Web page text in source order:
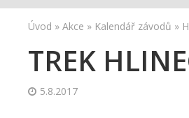
Úvod » Akce » Kalendář závodů »
TREK
5.8.2017